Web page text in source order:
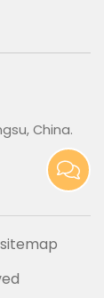
China.
sitemap